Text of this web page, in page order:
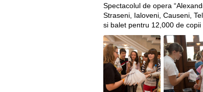
Spectacolul de opera
Straseni, Ialoveni, Causeni,
si balet pentru 12,000 de